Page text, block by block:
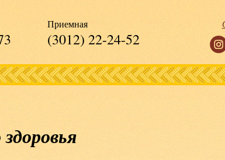
Приемная
(3012) 22-24-52